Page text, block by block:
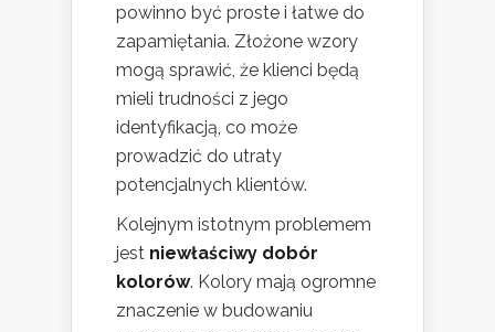
powinno być proste i łatwe do
zapamiętania. Złożone wzory
mogą sprawić, że klienci będą
mieli trudności z jego
identyfikacją, co może
prowadzić do utraty
potencjalnych klientów.
Kolejnym istotnym problemem
jest niewłaściwy dobór
kolorów. Kolory mają ogromne
znaczenie w budowaniu